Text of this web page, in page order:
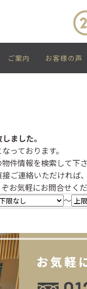
ご案内 お客様の声
ました。
っております。
件情報を検索して下さ
ご連絡いただければ、
お気軽にお問合せくだ
～